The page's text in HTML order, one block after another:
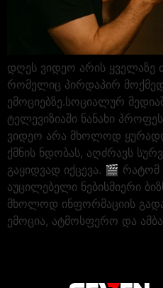
დღეს ვიდეო არის ყველაზე
რომელიც პირდაპირ
ემოციებზე.სოციალურ
ტელევიზიაში ნანახი
ვიდეო არა მხოლოდ
ქმნის ნდობას, აღძრავს
გაყიდვად იქცევა. 🎬
აუცილებელი ნებისმიერი
მხოლოდ ინფორმაციის
ემოცია, ატმოსფერო და